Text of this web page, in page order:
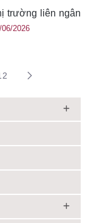
trường liên ngân
2026